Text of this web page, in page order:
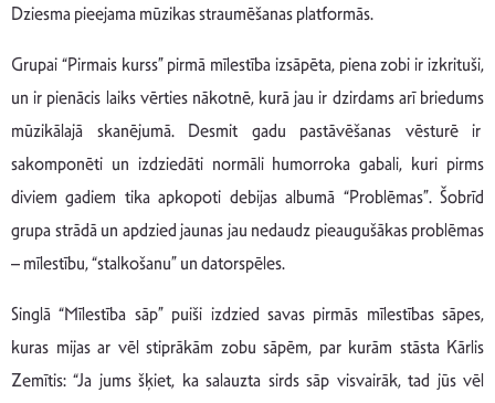
Dziesma pieejama mūzikas straumēšanas platformās.
Grupai “Pirmais kurss” pirmā mīlestība izsāpēta, piena zobi ir izkrituši,
un ir pienācis laiks vērties nākotnē, kurā jau ir dzirdams arī briedums
mūzikālajā skanējumā. Desmit gadu pastāvēšanas vēsturē ir
sakomponēti un izdziedāti normāli humorroka gabali, kuri pirms
diviem gadiem tika apkopoti debijas albumā “Problēmas”. Šobrīd
grupa strādā un apdzied jaunas jau nedaudz pieaugušākas problēmas
– mīlestību, “stalkošanu” un datorspēles.
Singlā “Mīlestība sāp” puiši izdzied savas pirmās mīlestības sāpes,
kuras mijas ar vēl stiprākām zobu sāpēm, par kurām stāsta Kārlis
Zemītis: “Ja jums šķiet, ka salauzta sirds sāp visvairāk, tad jūs vēl